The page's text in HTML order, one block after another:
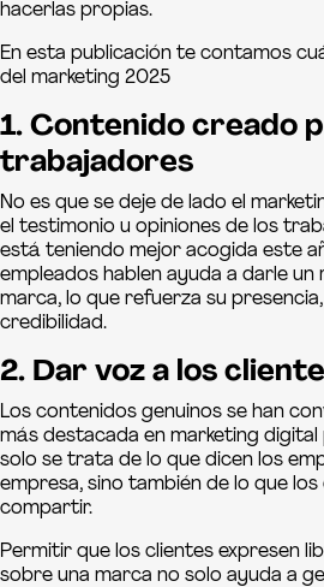
hacerlas propias.
En esta publicación te contamos
del marketing 2025
1. Contenido creado
trabajadores
No es que se deje de lado el
el testimonio u opiniones de los
está teniendo mejor acogida este
empleados hablen ayuda a darle un
marca, lo que refuerza su
credibilidad.
2. Dar voz a los
Los contenidos genuinos se han
más destacada en marketing digital
solo se trata de lo que dicen los
empresa, sino también de lo que
compartir.
Permitir que los clientes expresen
sobre una marca no solo ayuda a